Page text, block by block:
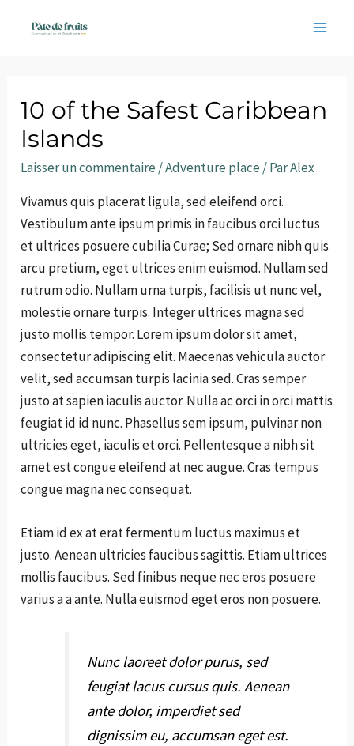
10 of the Safest Caribbean
Islands
Laisser un commentaire /Adventure place / ParAlex
Vivamus quis placerat ligula, sed eleifend orci.
Vestibulum ante ipsum primis in faucibus orci luctus
et ultrices posuere cubilia Curae; Sed ornare nibh quis
arcu pretium, eget ultrices enim euismod. Nullam sed
rutrum odio. Nullam urna turpis, facilisis ut nunc vel,
molestie ornare turpis. Integer ultrices magna sed
justo mollis tempor. Lorem ipsum dolor sit amet,
consectetur adipiscing elit. Maecenas vehicula auctor
velit, sed accumsan turpis lacinia sed. Cras semper
justo at sapien iaculis auctor. Nulla ac orci in orci mattis
feugiat id id nunc. Phasellus sem ipsum, pulvinar non
ultricies eget, iaculis et orci. Pellentesque a nibh sit
amet est congue eleifend at nec augue. Cras tempus
congue magna nec consequat.
Etiam id ex at erat fermentum luctus maximus et
justo. Aenean ultricies faucibus sagittis. Etiam ultrices
mollis faucibus. Sed finibus neque nec eros posuere
varius a a ante. Nulla euismod eget eros non posuere.
Nunc laoreet dolor purus, sed
feugiat lacus cursus quis. Aenean
ante dolor, imperdiet sed
dignissim eu, accumsan eget est.